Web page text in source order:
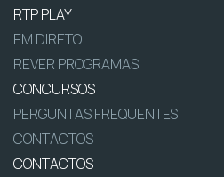
RTP PLAY
EM DIRETO
REVER PROGRAMAS
CONCURSOS
PERGUNTAS FREQUENTES
CONTACTOS
CONTACTOS